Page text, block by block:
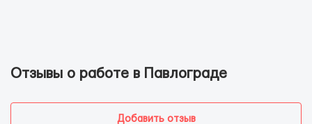
Отзывы о работе в Павлограде
Добавить отзыв